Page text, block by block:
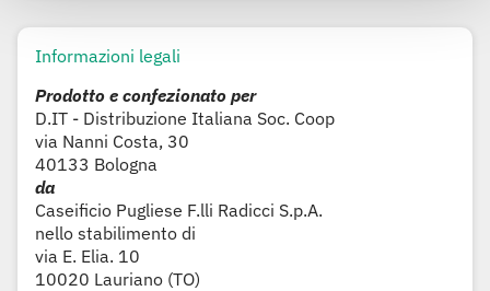
Informazioni legali
Prodotto e confezionato per
D.IT - Distribuzione Italiana Soc. Coop
via Nanni Costa, 30
40133 Bologna
da
Caseificio Pugliese F.lli Radicci S.p.A.
nello stabilimento di
via E. Elia. 10
10020 Lauriano (TO)